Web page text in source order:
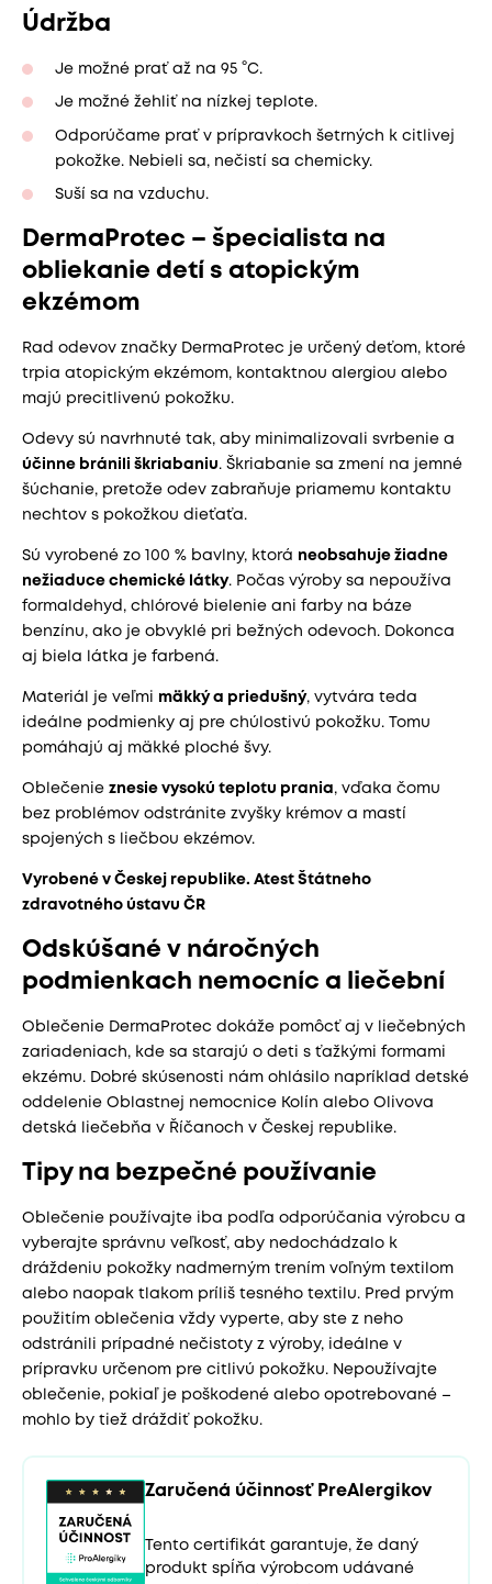
Údržba
Je možné prať až na 95 °C.
Je možné žehliť na nízkej teplote.
Odporúčame prať v prípravkoch šetrných k citlivej
pokožke. Nebieli sa, nečistí sa chemicky.
Suší sa na vzduchu.
DermaProtec – špecialista na
obliekanie detí s atopickým
ekzémom
Rad odevov značky DermaProtec je určený deťom, ktoré
trpia atopickým ekzémom, kontaktnou alergiou alebo
majú precitlivenú pokožku.
Odevy sú navrhnuté tak, aby minimalizovali svrbenie a
účinne bránili škriabaniu. Škriabanie sa zmení na jemné
šúchanie, pretože odev zabraňuje priamemu kontaktu
nechtov s pokožkou dieťaťa.
Sú vyrobené zo 100 % bavlny, ktorá neobsahuje žiadne
nežiaduce chemické látky. Počas výroby sa nepoužíva
formaldehyd, chlórové bielenie ani farby na báze
benzínu, ako je obvyklé pri bežných odevoch. Dokonca
aj biela látka je farbená.
Materiál je veľmi mäkký a priedušný, vytvára teda
ideálne podmienky aj pre chúlostivú pokožku. Tomu
pomáhajú aj mäkké ploché švy.
Oblečenie znesie vysokú teplotu prania, vďaka čomu
bez problémov odstránite zvyšky krémov a mastí
spojených s liečbou ekzémov.
Vyrobené v Českej republike. Atest Štátneho
zdravotného ústavu ČR
Odskúšané v náročných
podmienkach nemocníc a liečební
Oblečenie DermaProtec dokáže pomôcť aj v liečebných
zariadeniach, kde sa starajú o deti s ťažkými formami
ekzému. Dobré skúsenosti nám ohlásilo napríklad detské
oddelenie Oblastnej nemocnice Kolín alebo Olivova
detská liečebňa v Říčanoch v Českej republike.
Tipy na bezpečné používanie
Oblečenie používajte iba podľa odporúčania výrobcu a
vyberajte správnu veľkosť, aby nedochádzalo k
dráždeniu pokožky nadmerným trením voľným textilom
alebo naopak tlakom príliš tesného textilu. Pred prvým
použitím oblečenia vždy vyperte, aby ste z neho
odstránili prípadné nečistoty z výroby, ideálne v
prípravku určenom pre citlivú pokožku. Nepoužívajte
oblečenie, pokiaľ je poškodené alebo opotrebované –
mohlo by tiež dráždiť pokožku.
Zaručená účinnosť PreAlergikov
Tento certifikát garantuje, že daný
produkt spĺňa výrobcom udávané